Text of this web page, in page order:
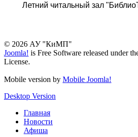
Летний читальный зал "Библио
© 2026 АУ "КиМП"
Joomla! is Free Software released under
License.
Mobile version by Mobile Joomla!
Desktop Version
Главная
Новости
Афиша